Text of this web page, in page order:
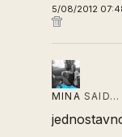
5/08/2012
MINA SAID…